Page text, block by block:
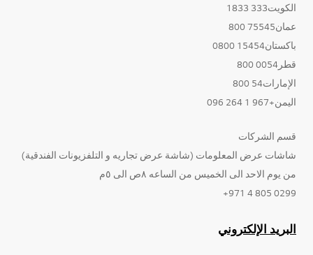
الكويت333 1833
عمان75545 800
باكستان15454 0800
قطر0054 800
الإمارات54 800
اليمن+967 1 264 096
قسم الشركات
شاشات عرض المعلومات (شاشة عرض تجاريه و التلفزيونات الفندقية)
من يوم الاحد الى الخميس من الساعه ٨ص الى ٥م
0299 805 4 971+
البريد الإلكتروني